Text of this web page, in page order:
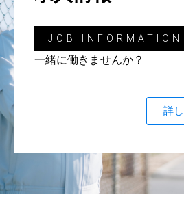
JOB INFORMATION
一緒に働きませんか？
詳